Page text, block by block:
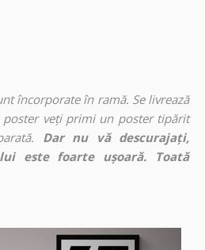
încorporate în ramă. Se livrează
poster veți primi un poster tipărit
Dar nu vă descurajați,
este foarte ușoară. Toată